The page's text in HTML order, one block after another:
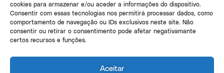
cookies para armazenar e/ou aceder a informações do dispositivo.
Consentir com essas tecnologias nos permitirá processar dados, como
comportamento de navegação ou IDs exclusivos neste site. Não
consentir ou retirar o consentimento pode afetar negativamante
certos recursos e funções.
Aceitar